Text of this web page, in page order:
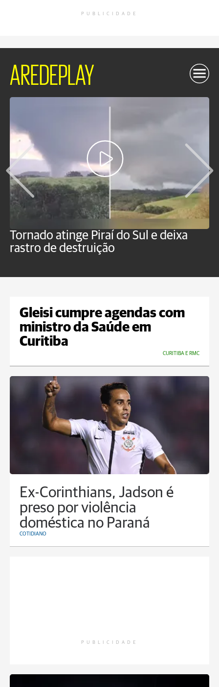
PUBLICIDADE
AREDEPLAY
Tornado atinge Piraí do Sul e deixa
rastro de destruição
Gleisi cumpre agendas com
ministro da Saúde em
Curitiba
CURITIBA E RMC
Ex-Corinthians, Jadson é
preso por violência
doméstica no Paraná
COTIDIANO
PUBLICIDADE